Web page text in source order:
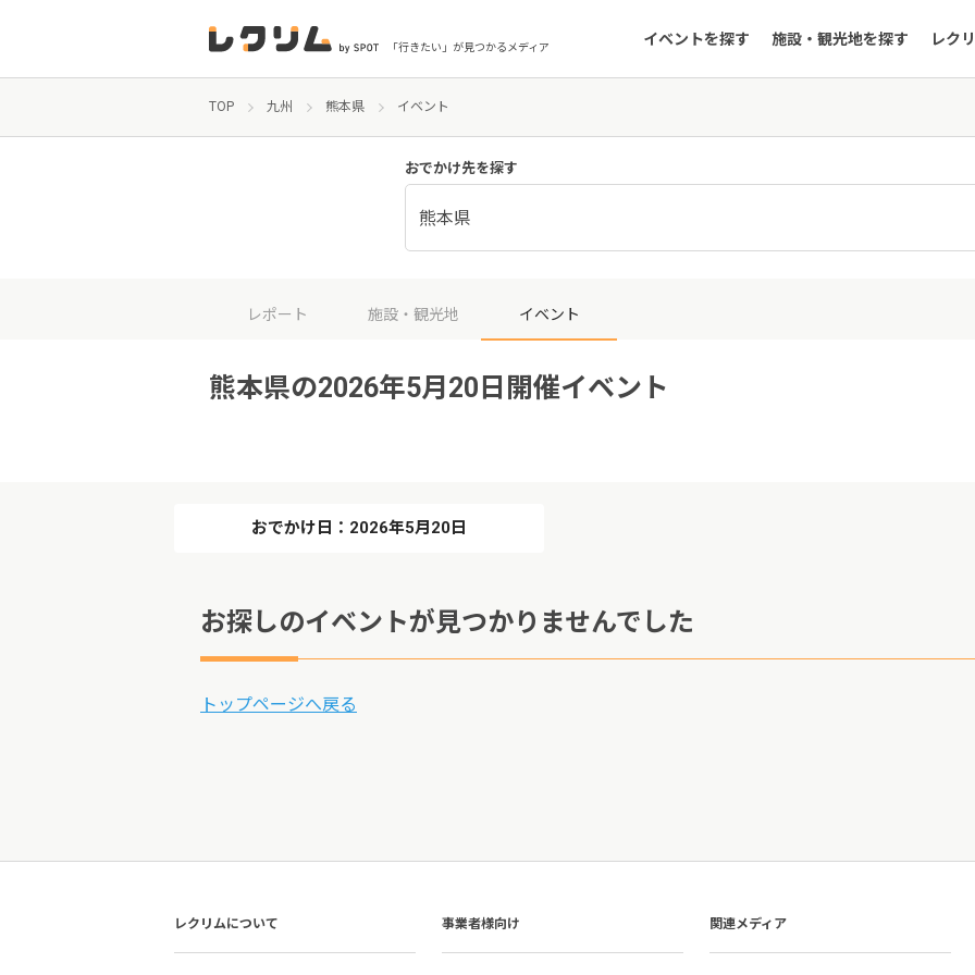
「行きたい」が見つかるメディア イベントを探す 施設・観光地を探す レク
TOP 九州 熊本県 イベント
おでかけ先を探す
熊本県
レポート 施設・観光地 イベント
熊本県の2026年5月20日開催イベント
おでかけ日：2026年5月20日
お探しのイベントが見つかりませんでした
トップページへ戻る
レクリムについて 事業者様向け 関連メディア